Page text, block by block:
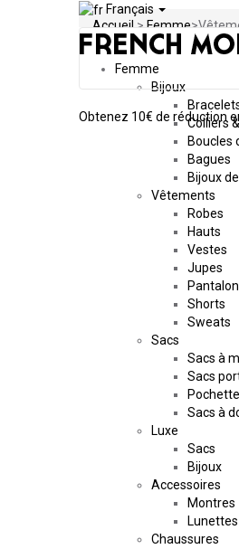
Français
Obtenez 10€ de réduction
Accueil>Femme>
Femme
Bijoux
Colliers
Boucles
Bagues
Bijoux
Vêtements
Robes
Hauts
Vestes
Jupes
Shorts
Sweats
Sacs
Sacs à
Sacs
Sacs à
Luxe
Sacs
Bijoux
Accessoires
Montres
Lunettes
Chaussures